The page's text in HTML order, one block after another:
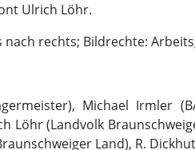
Ulrich Löhr.
nach rechts; Bildrechte:
Michael Irmler
Löhr (Landvolk
Land), R.